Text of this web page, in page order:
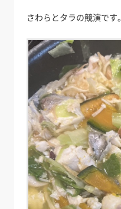
さわらとタラの競演です。